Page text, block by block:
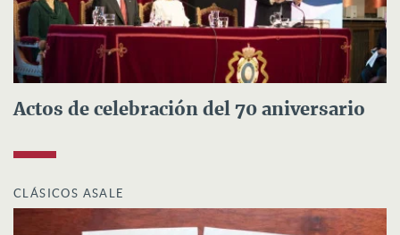
Actos de celebración del 70 aniversario
CLÁSICOS ASALE